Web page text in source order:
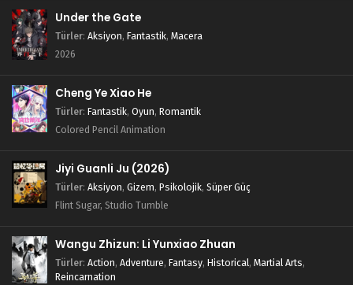
Blm 87 - Kasım 18, 2024
Legend of Xianwu 85.Bölüm
Legend of Xianwu 84.Bölüm
Blm 84 - Ekim 27, 2024
Legend of Xianwu 83.Bölüm
Blm 83 - Ekim 20, 2024
Under the Gate
Türler: Aksiyon, Fantastik, Macera
2026
Cheng Ye Xiao He
Türler: Fantastik, Oyun, Romantik
Colored Pencil Animation
Jiyi Guanli Ju (2026)
Türler: Aksiyon, Gizem, Psikolojik, Süper Güç
Flint Sugar, Studio Tumble
Wangu Zhizun: Li Yunxiao Zhuan
Türler: Action, Adventure, Fantasy, Historical, Martial Arts,
Reincarnation